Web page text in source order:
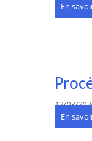
En
12/03/
En